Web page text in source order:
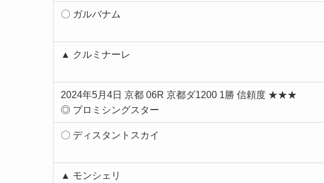
〇 ガルバナム
▲ クルミナーレ
2024年5月4日 京都 06R 京都ダ1200 1勝 信頼度 ★★★
◎ プロミシングスター
〇 ディスタントスカイ
▲ モンシェリ